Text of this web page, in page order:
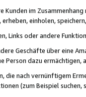
Kunden im
einholen,
Links oder andere
Geschäfte über eine
Person dazu
die nach vernünftigem
(zum Beispiel